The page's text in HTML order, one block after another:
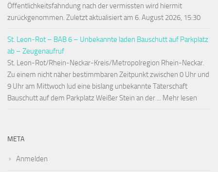
Öffentlichkeitsfahndung nach der vermissten wird hiermit
zurückgenommen. Zuletzt aktualisiert am 6. August 2026, 15:30
St. Leon-Rot – BAB 6 – Unbekannte laden Bauschutt auf Parkplatz
ab – Zeugenaufruf
St. Leon-Rot/Rhein-Neckar-Kreis/Metropolregion Rhein-Neckar.
Zu einem nicht näher bestimmbaren Zeitpunkt zwischen 0 Uhr und
9 Uhr am Mittwoch lud eine bislang unbekannte Täterschaft
Bauschutt auf dem Parkplatz Weißer Stein an der ... Mehr lesen
META
Anmelden